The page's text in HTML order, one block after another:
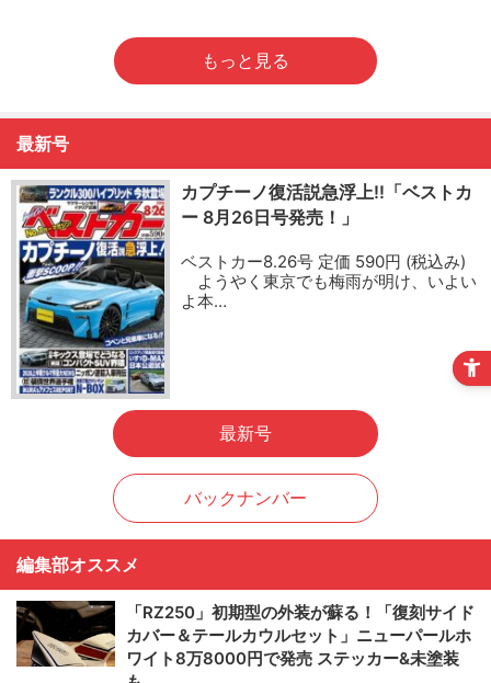
もっと見る
最新号
カプチーノ復活説急浮上!!「ベストカ
ー 8月26日号発売！」
ベストカー8.26号 定価 590円 (税込み)
ようやく東京でも梅雨が明け、いよい
よ本…
最新号
バックナンバー
編集部オススメ
「RZ250」初期型の外装が蘇る！「復刻サイド
カバー＆テールカウルセット」ニューパールホ
ワイト8万8000円で発売 ステッカー&未塗装